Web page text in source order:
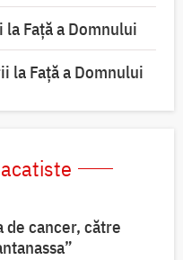
Față a Domnului
la Față a Domnului
cancer, către